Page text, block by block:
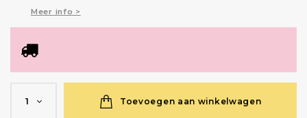
Meer info >
1 Toevoegen aan winkelwagen